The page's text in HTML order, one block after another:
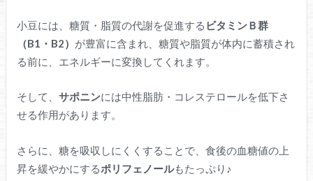
小豆には、糖質・脂質の代謝を促進する ビタミンＢ群
（B1・B2） が豊富に含まれ、糖質や脂質が体内に蓄積され
る前に、エネルギーに変換してくれます。
そして、 サポニンには中性脂肪・コレステロールを低下さ
せる作用があります。
さらに、糖を吸収しにくくすることで、食後の血糖値の上
昇を緩やかにするポリフェノールもたっぷり♪